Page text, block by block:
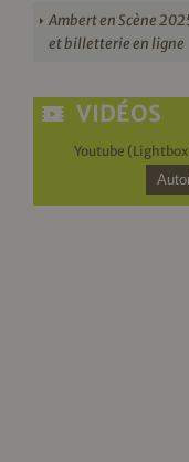
Ambert en Scène
et billetterie en ligne
VIDÉOS
Youtube